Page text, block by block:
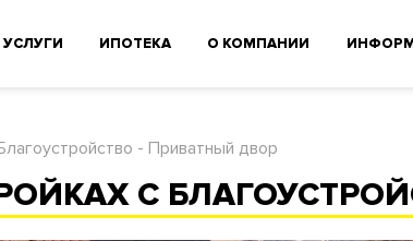
УСЛУГИ ИПОТЕКА О КОМПАНИИ
- Приватный двор
С